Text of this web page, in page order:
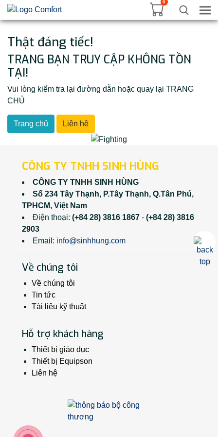
0
Thật đáng tiếc!
TRANG BẠN TRUY CẬP KHÔNG TỒN
TẠI!
Vui lòng kiểm tra lại đường dẫn hoặc quay lại TRANG
CHỦ
Trang chủ Liên hệ
CÔNG TY TNHH SINH HÙNG
CÔNG TY TNHH SINH HÙNG
Số 234 Tây Thạnh, P.Tây Thạnh, Q.Tân Phú,
TPHCM, Việt Nam
Điện thoại: (+84 28) 3816 1867 - (+84 28) 3816
2903
Email: info@sinhhung.com
Về chúng tôi
Về chúng tôi
Tin tức
Tài liệu kỹ thuật
Hỗ trợ khách hàng
Thiết bị giáo dục
Thiết bị Equipson
Liên hệ